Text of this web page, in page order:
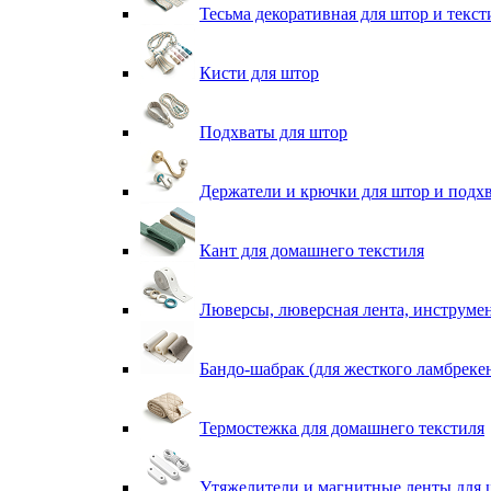
Тесьма декоративная для штор и
Кисти для штор
Подхваты для штор
Держатели и крючки для штор и
Кант для домашнего текстиля
Люверсы, люверсная лента,
Бандо-шабрак (для жесткого
Термостежка для домашнего текстиля
Утяжелители и магнитные ленты для